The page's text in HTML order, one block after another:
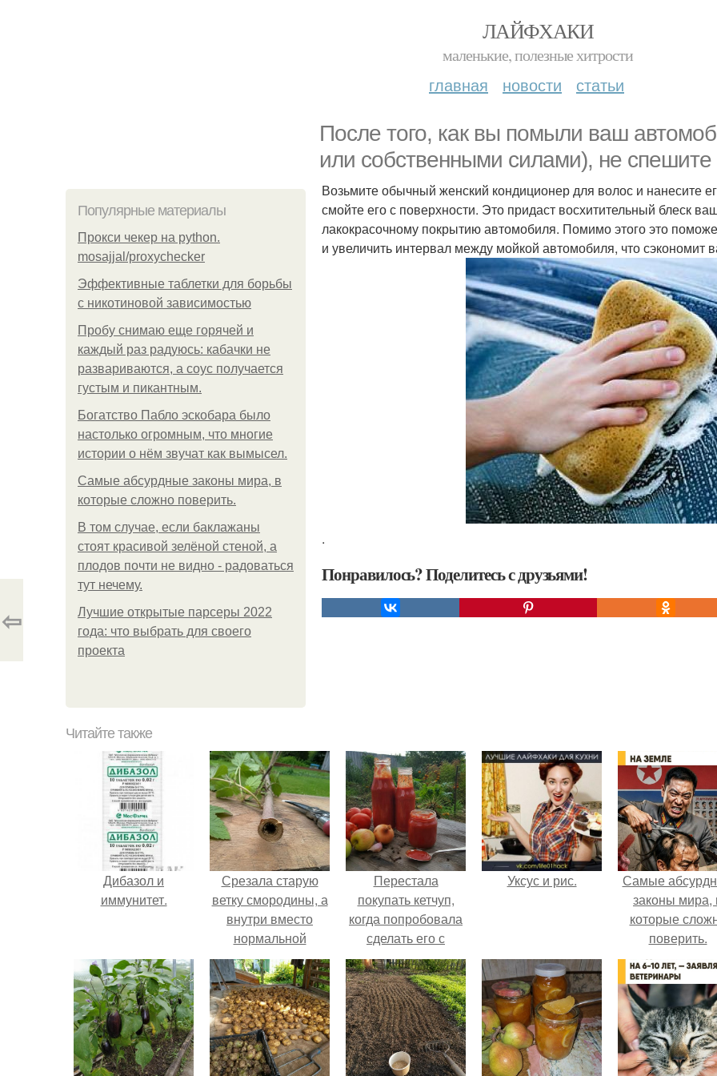
ЛАЙФХАКИ
маленькие, полезные хитрости
главная новости статьи
После того, как вы помыли ваш
или собственными силами), не спешите
Популярные материалы
Прокси чекер на python.
mosajjal/proxychecker
Эффективные таблетки для борьбы
с никотиновой зависимостью
Пробу снимаю еще горячей и
каждый раз радуюсь: кабачки не
развариваются, а соус получается
густым и пикантным.
Богатство Пабло эскобара было
настолько огромным, что многие
истории о нём звучат как вымысел.
Самые абсурдные законы мира, в
которые сложно поверить.
В том случае, если баклажаны
стоят красивой зелёной стеной, а
плодов почти не видно - радоваться
тут нечему.
Лучшие открытые парсеры 2022
года: что выбрать для своего
проекта
Возьмите обычный женский кондиционер для волос и нанесите
смойте его с поверхности. Это придаст восхитительный блеск
лакокрасочному покрытию автомобиля. Помимо этого это
и увеличить интервал между мойкой автомобиля, что сэкономит
.
Понравилось? Поделитесь с друзьями!
⇦
Читайте также
Дибазол и
иммунитет.
Срезала старую
ветку смородины, а
внутри вместо
нормальной
светлой
сердцевины
оказалась чёрная
пустота.
Перестала
покупать кетчуп,
когда попробовала
сделать его с
яблоками.
Уксус и рис.
Самые
законы мира,
которые
поверить.